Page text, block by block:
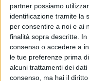
partner possiamo
identificazione tramite la
per consentire a noi e ai
finalità sopra descritte.
consenso o accedere a
le tue preferenze prima
alcuni trattamenti dei
consenso, ma hai il
dimostrato che la
generale, che il
Beatrice Venezi,
direttrice
un titolo toccato
(1943-2010).